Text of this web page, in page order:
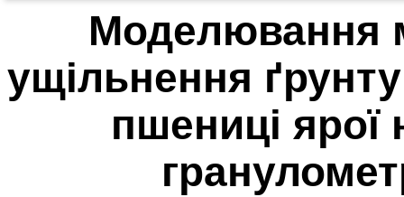
Моделювання
ущільнення
пшениці ярої